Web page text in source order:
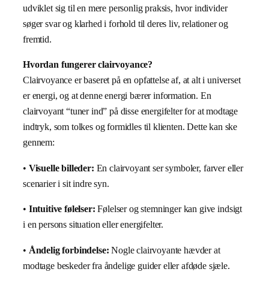
udviklet sig til en mere personlig praksis, hvor individer
søger svar og klarhed i forhold til deres liv, relationer og
fremtid.
Hvordan fungerer clairvoyance?
Clairvoyance er baseret på en opfattelse af, at alt i universet
er energi, og at denne energi bærer information. En
clairvoyant “tuner ind” på disse energifelter for at modtage
indtryk, som tolkes og formidles til klienten. Dette kan ske
gennem:
• Visuelle billeder: En clairvoyant ser symboler, farver eller
scenarier i sit indre syn.
• Intuitive følelser: Følelser og stemninger kan give indsigt
i en persons situation eller energifelter.
• Åndelig forbindelse: Nogle clairvoyante hævder at
modtage beskeder fra åndelige guider eller afdøde sjæle.